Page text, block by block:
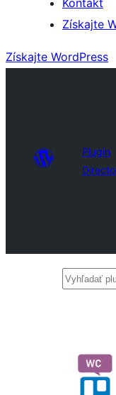
Kontakt
Získajte
Získajte WordPress
Plugin
Vyhľadať